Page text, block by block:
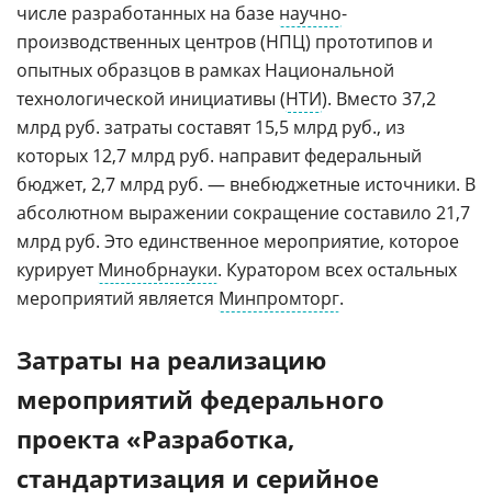
числе разработанных на базе научно-
производственных центров (НПЦ) прототипов и
опытных образцов в рамках Национальной
технологической инициативы (НТИ). Вместо 37,2
млрд руб. затраты составят 15,5 млрд руб., из
которых 12,7 млрд руб. направит федеральный
бюджет, 2,7 млрд руб. — внебюджетные источники. В
абсолютном выражении сокращение составило 21,7
млрд руб. Это единственное мероприятие, которое
курируетМинобрнауки. Куратором всех остальных
мероприятий является Минпромторг.
Затраты на реализацию
мероприятий федерального
проекта «Разработка,
стандартизация и серийное